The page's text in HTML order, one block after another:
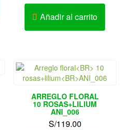
Añadir al carrito
ARREGLO FLORAL
10 ROSAS+LILIUM
ANI_006
S/119.00